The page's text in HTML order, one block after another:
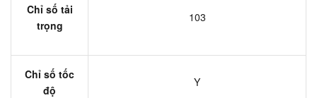
Chỉ số tải
trọng
103
Chỉ số tốc
độ
Y